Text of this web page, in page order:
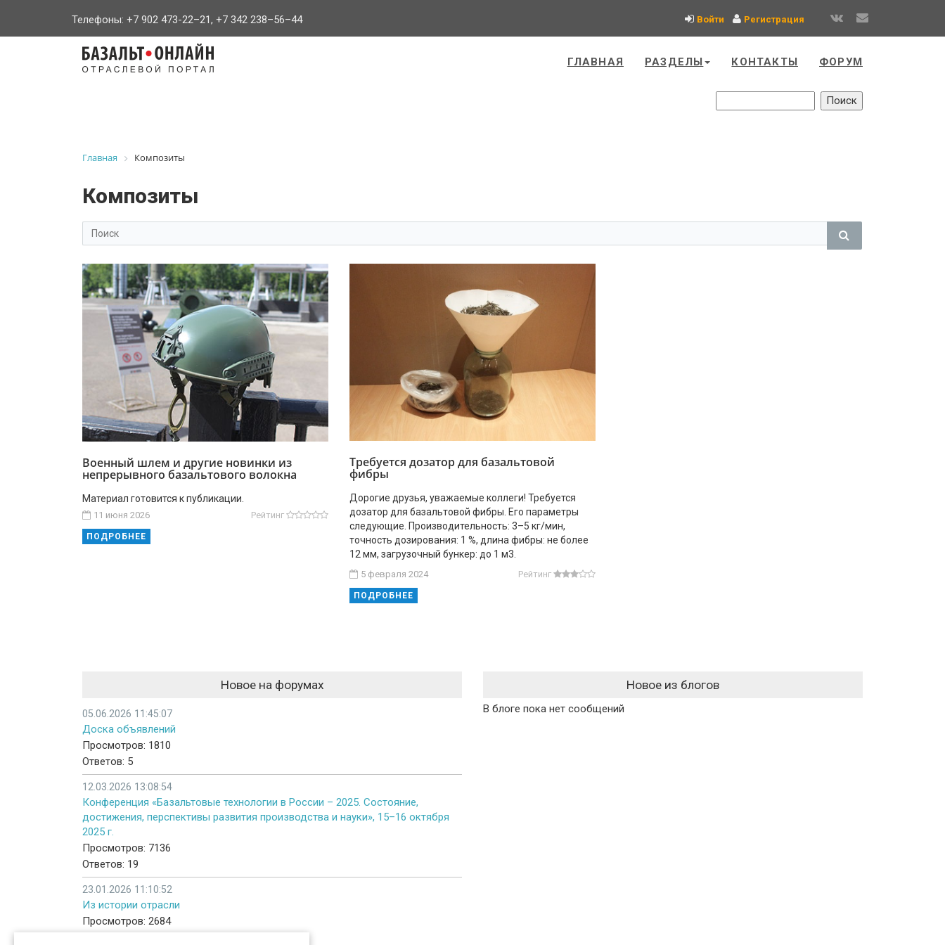
Телефоны: +7 902 473-22–21, +7 342 238–56–44 Войти Регистрация
ГЛАВНАЯ РАЗДЕЛЫ КОНТАКТЫ ФОРУМ
Главная Композиты
Композиты
Военный шлем и другие новинки из
непрерывного базальтового волокна
Материал готовится к публикации.
11 июня 2026 Рейтинг
ПОДРОБНЕЕ
Требуется дозатор для базальтовой
фибры
Дорогие друзья, уважаемые коллеги! Требуется
дозатор для базальтовой фибры. Его параметры
следующие. Производительность: 3–5 кг/мин,
точность дозирования: 1 %, длина фибры: не более
12 мм, загрузочный бункер: до 1 м3.
5 февраля 2024 Рейтинг
ПОДРОБНЕЕ
Новое на форумах
05.06.2026 11:45:07
Доска объявлений
Просмотров: 1810
Ответов: 5
12.03.2026 13:08:54
Конференция «Базальтовые технологии в России – 2025. Состояние,
достижения, перспективы развития производства и науки», 15–16 октября
2025 г.
Просмотров: 7136
Ответов: 19
23.01.2026 11:10:52
Из истории отрасли
Просмотров: 2684
Новое из блогов
В блоге пока нет сообщений